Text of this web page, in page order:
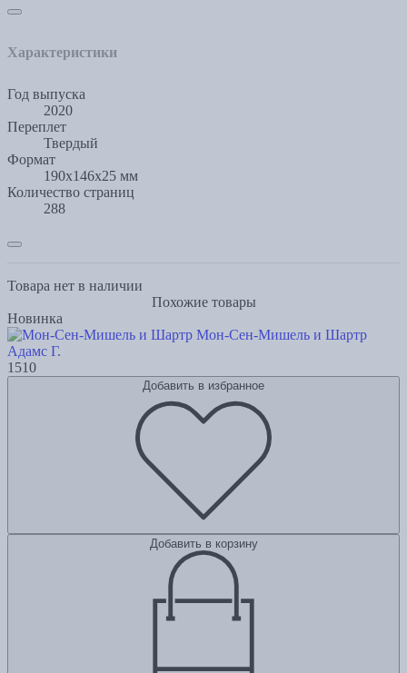
Характеристики
Год выпуска
2020
Переплет
Твердый
Формат
190x146x25 мм
Количество страниц
288
Товара нет в наличии
Похожие товары
Новинка
Мон-Сен-Мишель и Шартр
Адамс Г.
1510
Добавить в избранное
Добавить в корзину